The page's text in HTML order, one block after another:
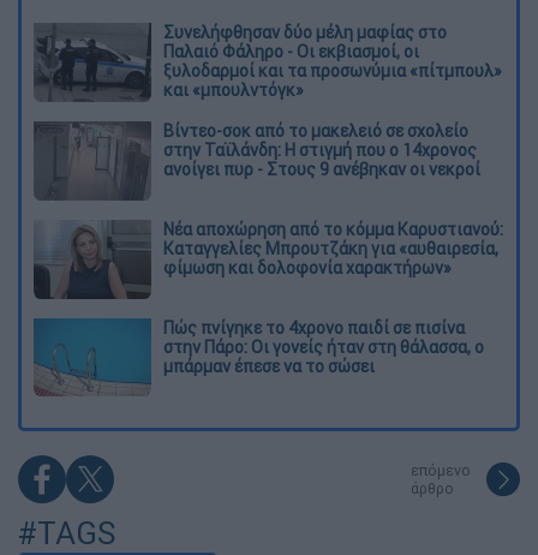
Συνελήφθησαν δύο μέλη μαφίας στο
Παλαιό Φάληρο - Οι εκβιασμοί, οι
ξυλοδαρμοί και τα προσωνύμια «πίτμπουλ»
και «μπουλντόγκ»
Βίντεο-σοκ από το μακελειό σε σχολείο
στην Ταϊλάνδη: Η στιγμή που ο 14χρονος
ανοίγει πυρ - Στους 9 ανέβηκαν οι νεκροί
Νέα αποχώρηση από το κόμμα Καρυστιανού:
Καταγγελίες Μπρουτζάκη για «αυθαιρεσία,
φίμωση και δολοφονία χαρακτήρων»
Πώς πνίγηκε το 4χρονο παιδί σε πισίνα
στην Πάρο: Οι γονείς ήταν στη θάλασσα, ο
μπάρμαν έπεσε να το σώσει
επόμενο
άρθρο
#TAGS